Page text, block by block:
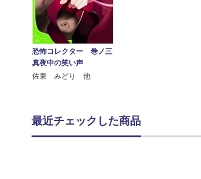
恐怖コレクター 巻ノ三
真夜中の笑い声
佐東 みどり 他
最近チェックした商品